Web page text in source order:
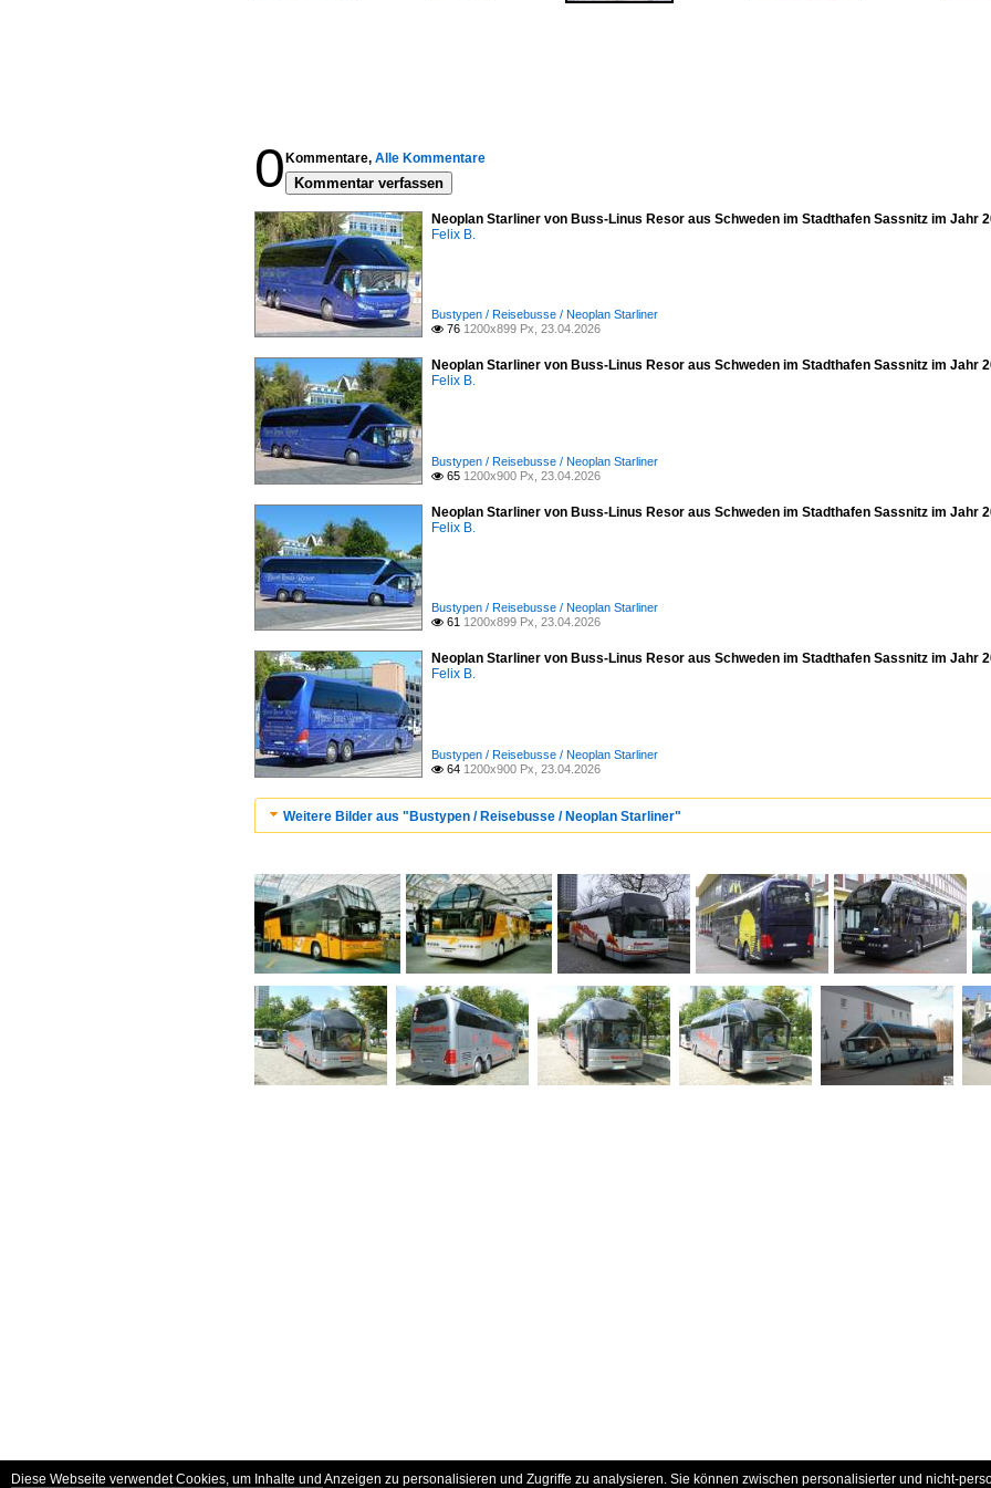
0 Kommentare, Alle Kommentare
Kommentar verfassen
Neoplan Starliner von Buss-Linus Resor aus Schweden im Stadthafen Sassnitz im Jahr
Felix B.
Bustypen / Reisebusse / Neoplan Starliner
 76 1200x899 Px, 23.04.2026
Neoplan Starliner von Buss-Linus Resor aus Schweden im Stadthafen Sassnitz im Jahr
Felix B.
Bustypen / Reisebusse / Neoplan Starliner
 65 1200x900 Px, 23.04.2026
Neoplan Starliner von Buss-Linus Resor aus Schweden im Stadthafen Sassnitz im Jahr
Felix B.
Bustypen / Reisebusse / Neoplan Starliner
 61 1200x899 Px, 23.04.2026
Neoplan Starliner von Buss-Linus Resor aus Schweden im Stadthafen Sassnitz im Jahr
Felix B.
Bustypen / Reisebusse / Neoplan Starliner
 64 1200x900 Px, 23.04.2026
Weitere Bilder aus "Bustypen / Reisebusse / Neoplan Starliner"
Diese Webseite verwendet Cookies, um Inhalte und Anzeigen zu personalisieren und Zugriffe zu analysieren. Sie können zwischen personalisierter und nicht-